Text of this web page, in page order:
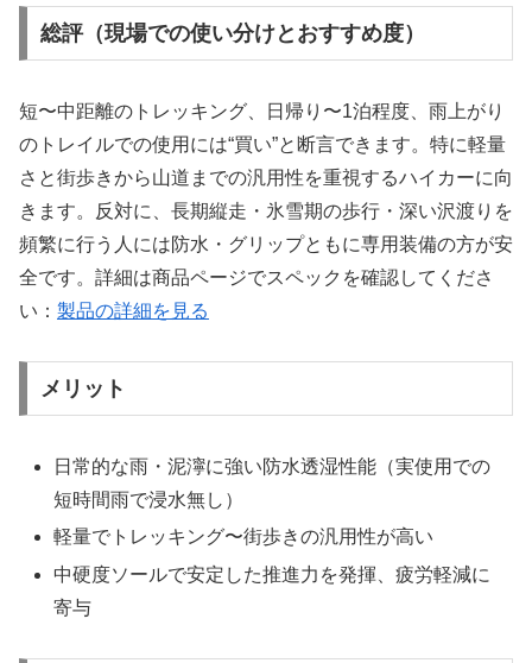
総評（現場での使い分けとおすすめ度）
短〜中距離のトレッキング、日帰り〜1泊程度、雨上がり
のトレイルでの使用には“買い”と断言できます。特に軽量
さと街歩きから山道までの汎用性を重視するハイカーに向
きます。反対に、長期縦走・氷雪期の歩行・深い沢渡りを
頻繁に行う人には防水・グリップともに専用装備の方が安
全です。詳細は商品ページでスペックを確認してくださ
い： 製品の詳細を見る
メリット
日常的な雨・泥濘に強い防水透湿性能（実使用での
短時間雨で浸水無し）
軽量でトレッキング〜街歩きの汎用性が高い
中硬度ソールで安定した推進力を発揮、疲労軽減に
寄与